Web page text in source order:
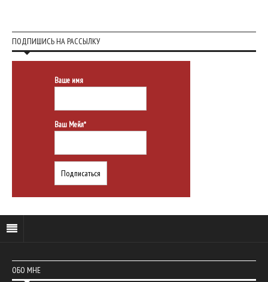
ПОДПИШИСЬ НА РАССЫЛКУ
Ваше имя
Ваш Мейл*
ОБО МНЕ